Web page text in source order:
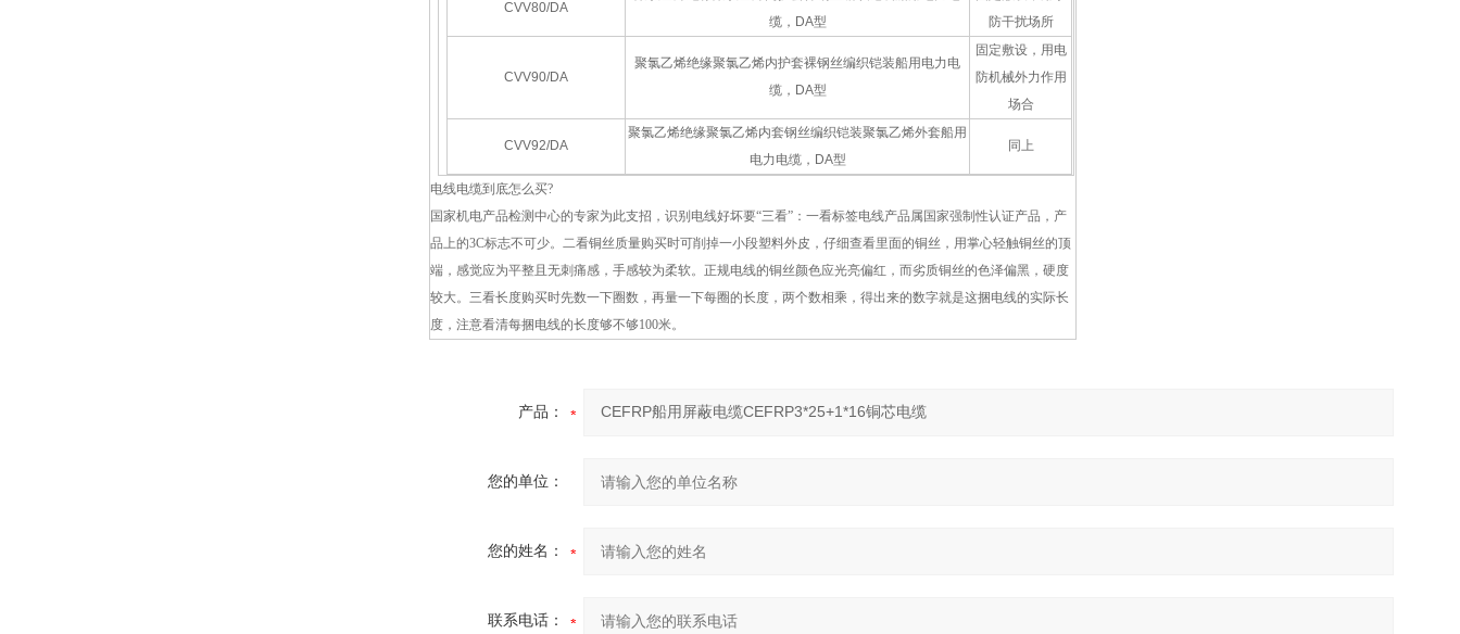
CVV80/DA
缆，DA型
防干扰场所
CVV90/DA
聚氯乙烯绝缘聚氯乙烯内护套裸钢丝编织铠装船用电力电
缆，DA型
固定敷设，用电
防机械外力作用
场合
CVV92/DA
聚氯乙烯绝缘聚氯乙烯内套钢丝编织铠装聚氯乙烯外套船用
电力电缆，DA型
同上
电线电缆到底怎么买?
国家机电产品检测中心的专家为此支招，识别电线好坏要“三看”：一看标签电线产品属国家强制性认证产品，产
品上的3C标志不可少。二看铜丝质量购买时可削掉一小段塑料外皮，仔细查看里面的铜丝，用掌心轻触铜丝的顶
端，感觉应为平整且无刺痛感，手感较为柔软。正规电线的铜丝颜色应光亮偏红，而劣质铜丝的色泽偏黑，硬度
较大。三看长度购买时先数一下圈数，再量一下每圈的长度，两个数相乘，得出来的数字就是这捆电线的实际长
度，注意看清每捆电线的长度够不够100米。
产品：
您的单位：
您的姓名：
联系电话：